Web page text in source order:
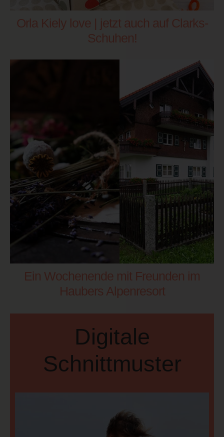
Orla Kiely love | jetzt auch auf Clarks-
Schuhen!
Ein Wochenende mit Freunden im
Haubers Alpenresort
Digitale
Schnittmuster